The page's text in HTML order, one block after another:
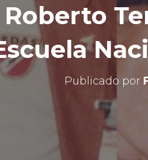
Roberto
Publicado por